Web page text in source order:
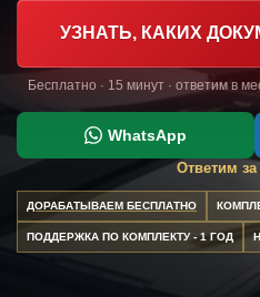
УЗНАТЬ, КАКИХ
Бесплатно · 15 минут · ответим в
WhatsApp
Ответим
ДОРАБАТЫВАЕМ БЕСПЛАТНО
ПОДДЕРЖКА ПО КОМПЛЕКТУ - 1 ГОД